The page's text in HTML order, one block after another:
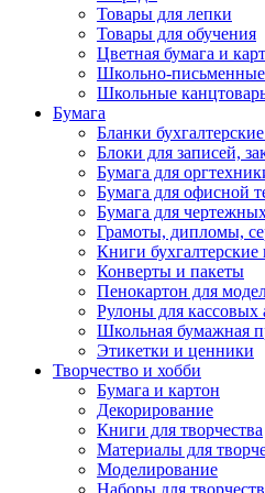
Товары для лепки
Товары для обучения
Цветная бумага и
Школьно-
Школьные
Бумага
Бланки
Блоки для записей,
Бумага для
Бумага для офисной
Бумага для
Грамоты, дипломы,
Книги
Конверты и пакеты
Пенокартон для
Рулоны для кассовых
Школьная бумажная
Этикетки и ценники
Творчество и хобби
Бумага и картон
Декорирование
Книги для творчества
Материалы для
Моделирование
Наборы для